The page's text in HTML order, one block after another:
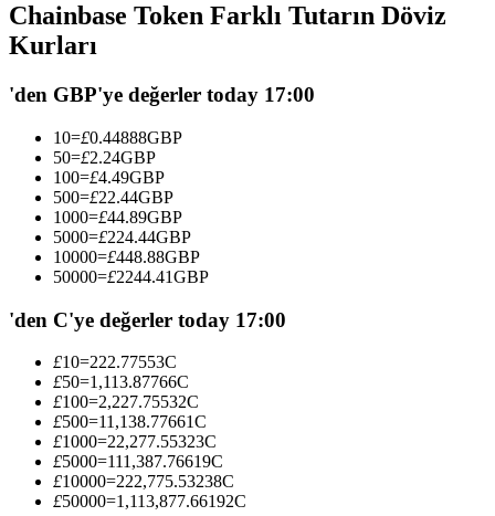
En iyi traderlarla güçlerinizi birleştirin
Kopya Tüccarı Olun
Kâr paylaşımı ve kopya ticaret komisyonlarının tadını çıkarın
Bilgi
Chainbase Token Farklı Tutarın Döviz
Kurları
'den GBP'ye değerler today 17:00
10=£0.44888GBP
50=£2.24GBP
100=£4.49GBP
500=£22.44GBP
1000=£44.89GBP
5000=£224.44GBP
10000=£448.88GBP
50000=£2244.41GBP
'den C'ye değerler today 17:00
£10=222.77553C
£50=1,113.87766C
£100=2,227.75532C
£500=11,138.77661C
£1000=22,277.55323C
£5000=111,387.76619C
£10000=222,775.53238C
£50000=1,113,877.66192C